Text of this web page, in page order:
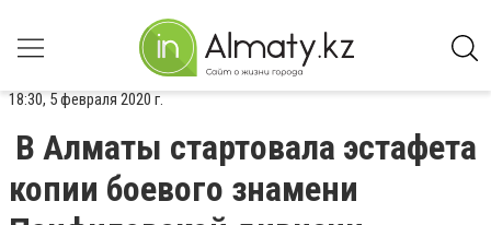
18:30, 5 февраля 2020 г.
В Алматы стартовала эстафета
копии боевого знамени